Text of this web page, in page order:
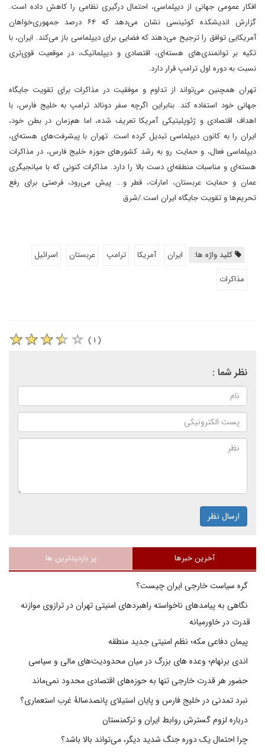
افکار عمومی جهانی از دیپلماسی، احتمال درگیری نظامی را کاهش داده است.
گزارش اندیشکده کوئینسی نشان می‌دهد که ۶۴ درصد جمهوری‌خواهان
آمریکایی توافق را ترجیح می‌دهند که فضایی برای دیپلماسی باز می‌کند. ایران، با
تکیه بر توانمندی‌های هسته‌ای، اقتصادی و دیپلماتیک، در موقعیت قوی‌تری
نسبت به دوره اول ترامپ قرار دارد.
تهران همچنین می‌تواند از تداوم و موفقیت در مذاکرات برای تقویت جایگاه
جهانی خود استفاده کند. بنابراین اگرچه سفر دونالد ترامپ به خلیج فارس، با
اهداف اقتصادی و ژئوپلیتیکی آمریکا تعریف شده، اما هم‌زمان در بطن خود،
ایران را به کانون دیپلماسی تبدیل کرده است. تهران با پیشرفت‌های هسته‌ای،
دیپلماسی فعال، و حمایت رو به رشد کشورهای حوزه خلیج فارس، در مذاکرات
هسته‌ای و مناسبات منطقه‌ای دست بالا را دارد. مذاکرات کنونی که با میانجیگری
عمان و حمایت عربستان، امارات، قطر و... پیش می‌رود، فرصتی برای رفع
تحریم‌ها و تقویت جایگاه ایران است./شرق
کلید واژه ها: ایران آمریکا ترامپ عربستان
اسرائیل
مذاکرات
( ۱ )
نظر شما :
ارسال نظر
آخرین خبرها پر بازدیدترین ها
گره سیاست خارجی ایران چیست؟
نگاهی به پیامدهای ناخواسته راهبردهای امنیتی تهران در ترازوی موازنه
قدرت در خاورمیانه
پیمان دفاعی مکه؛ نظم امنیتی جدید منطقه
اندی برنهام؛ وعده های بزرگ در میان محدودیت‌های مالی و سیاسی
حضور هر قدرت خارجی تنها به حوزه‌های اقتصادی محدود نمی‌ماند
نبرد تمدنی در خلیج فارس و پایان استیلای پانصدسالۀ غرب استعماری؟
درباره لزوم گسترش روابط ایران و ترکمنستان
چرا احتمال یک دوره جنگ شدید دیگر، می‌تواند بالا باشد؟